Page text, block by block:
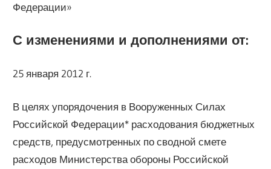
Федерации»
С изменениями и дополнениями от:
25 января 2012 г.
В целях упорядочения в Вооруженных Силах
Российской Федерации* расходования бюджетных
средств, предусмотренных по сводной смете
расходов Министерства обороны Российской